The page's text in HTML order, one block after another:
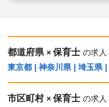
都道府県 × 保育士 の求人
東京都
神奈川県 埼玉県
市区町村 × 保育士 の求人